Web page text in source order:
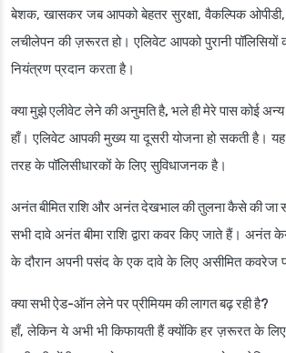
बेशक, खासकर जब आपको बेहतर सुरक्षा, वैकल्पिक
लचीलेपन की ज़रूरत हो। एलिवेट आपको पुरानी पॉलिसियों
नियंत्रण प्रदान करता है।
क्या मुझे एलीवेट लेने की अनुमति है, भले ही मेरे पास कोई अन्य
हाँ। एलिवेट आपकी मुख्य या दूसरी योजना हो सकती है।
तरह के पॉलिसीधारकों के लिए सुविधाजनक है।
अनंत बीमित राशि और अनंत देखभाल की तुलना कैसे की जा
सभी दावे अनंत बीमा राशि द्वारा कवर किए जाते हैं। अनंत
के दौरान अपनी पसंद के एक दावे के लिए असीमित कवरेज
क्या सभी ऐड-ऑन लेने पर प्रीमियम की लागत बढ़ रही है?
हाँ, लेकिन ये अभी भी किफायती हैं क्योंकि हर ज़रूरत के